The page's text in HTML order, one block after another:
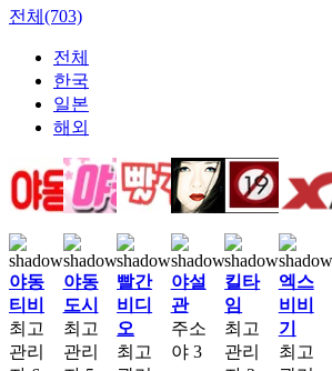
전체(703)
전체
한국
일본
해외
야동
티비
최고
관리
야동
도시
최고
관리
빨간
비디
오
최고
야설
관
주소
야 3
킬타
임
최고
관리
엑스
비비
기
최고